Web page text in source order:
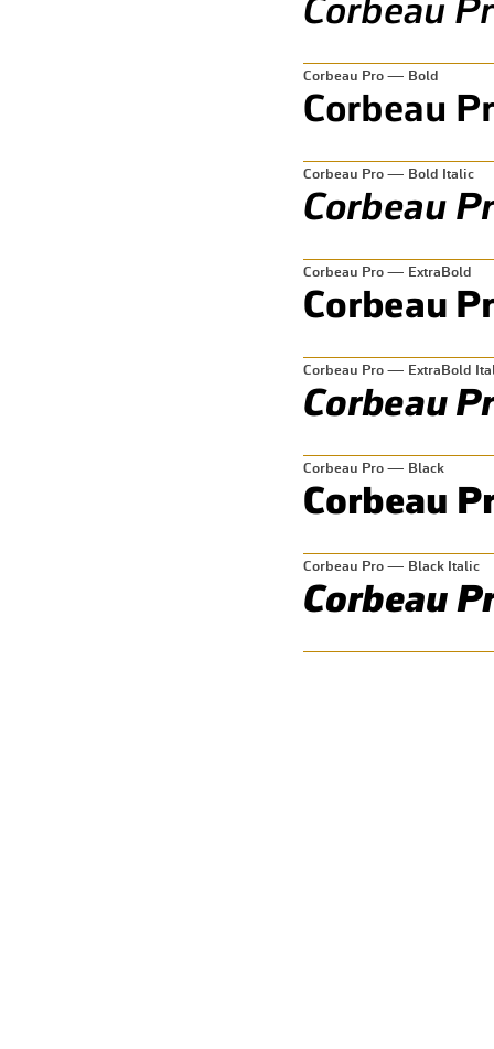
Corbeau Pro — Bold
Corbeau Pro — Bold Italic
Corbeau Pro — ExtraBold
Corbeau Pro — ExtraBold
Corbeau Pro — Black
Corbeau Pro — Black Italic